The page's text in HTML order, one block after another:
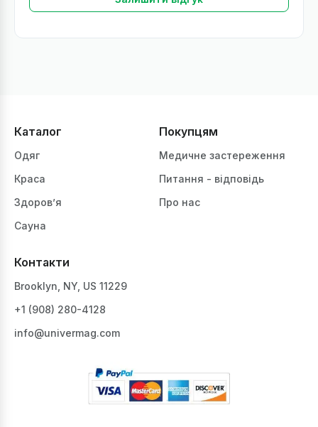
Каталог
Одяг
Краса
Здоров’я
Сауна
Покупцям
Медичне застереження
Питання - відповідь
Про нас
Контакти
Brooklyn, NY, US 11229
+1 ‪(908) 280-4128‬
info@univermag.com